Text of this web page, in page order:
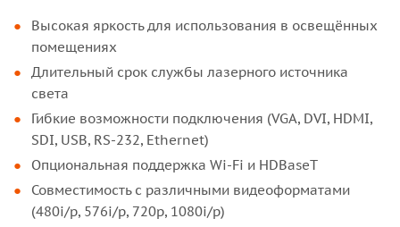
Высокая яркость для использования в освещённых
помещениях
Длительный срок службы лазерного источника
света
Гибкие возможности подключения (VGA, DVI, HDMI,
SDI, USB, RS-232, Ethernet)
Опциональная поддержка Wi-Fi и HDBaseT
Совместимость с различными видеоформатами
(480i/p, 576i/p, 720p, 1080i/p)